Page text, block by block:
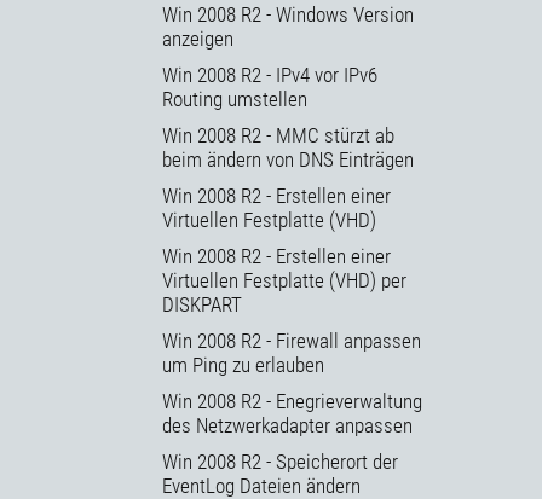
Win 2008 R2 - Windows Version
anzeigen
Win 2008 R2 - IPv4 vor IPv6
Routing umstellen
Win 2008 R2 - MMC stürzt ab
beim ändern von DNS Einträgen
Win 2008 R2 - Erstellen einer
Virtuellen Festplatte (VHD)
Win 2008 R2 - Erstellen einer
Virtuellen Festplatte (VHD) per
DISKPART
Win 2008 R2 - Firewall anpassen
um Ping zu erlauben
Win 2008 R2 - Enegrieverwaltung
des Netzwerkadapter anpassen
Win 2008 R2 - Speicherort der
EventLog Dateien ändern